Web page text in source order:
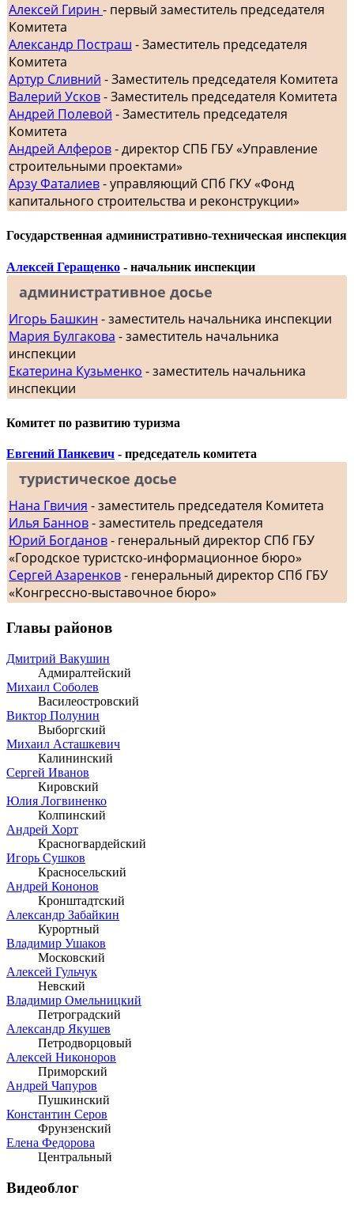
Алексей Гирин - первый заместитель председателя
Комитета
Александр Постраш - Заместитель председателя
Комитета
Артур Сливний - Заместитель председателя Комитета
Валерий Усков- Заместитель председателя Комитета
Андрей Полевой - Заместитель председателя
Комитета
Андрей Алферов- директор СПБ ГБУ «Управление
строительными проектами»
Арзу Фаталиев- управляющий СПб ГКУ «Фонд
капитального строительства и реконструкции»
Государственная административно-техническая инспекция
Алексей Геращенко - начальник инспекции
административное досье
Игорь Башкин - заместитель начальника инспекции
Мария Булгакова - заместитель начальника
инспекции
Екатерина Кузьменко - заместитель начальника
инспекции
Комитет по развитию туризма
Евгений Панкевич - председатель комитета
туристическое досье
Нана Гвичия - заместитель председателя Комитета
Илья Баннов- заместитель председателя
Юрий Богданов- генеральный директор СПб ГБУ
«Городское туристско-информационное бюро»
Сергей Азаренков- генеральный директор СПб ГБУ
«Конгрессно-выставочное бюро»
Главы районов
Дмитрий Вакушин
Адмиралтейский
Михаил Соболев
Василеостровский
Виктор Полунин
Выборгский
Михаил Асташкевич
Калининский
Сергей Иванов
Кировский
Юлия Логвиненко
Колпинский
Андрей Хорт
Красногвардейский
Игорь Сушков
Красносельский
Андрей Кононов
Кронштадтский
Александр Забайкин
Курортный
Владимир Ушаков
Московский
Алексей Гульчук
Невский
Владимир Омельницкий
Петроградский
Александр Якушев
Петродворцовый
Алексей Никоноров
Приморский
Андрей Чапуров
Пушкинский
Константин Серов
Фрунзенский
Елена Федорова
Центральный
Видеоблог